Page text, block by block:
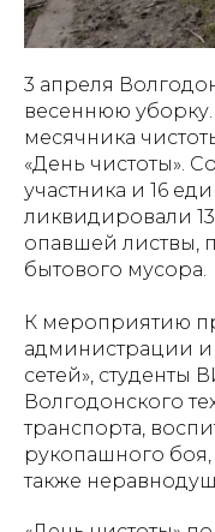
3 апреля
весеннюю
месячника
«День чистоты».
участника и 16
ликвидировали
опавшей листвы,
бытового мусора.
К мероприятию
администрации и
сетей»,
Волгодонского
транспорта,
рукопашного
также